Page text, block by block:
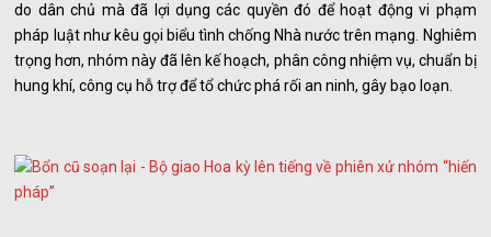
do dân chủ mà đã lợi dụng các quyền đó để hoạt động vi phạm
pháp luật như kêu gọi biểu tình chống Nhà nước trên mạng. Nghiêm
trọng hơn, nhóm này đã lên kế hoạch, phân công nhiệm vụ, chuẩn bị
hung khí, công cụ hỗ trợ để tổ chức phá rối an ninh, gây bạo loạn.